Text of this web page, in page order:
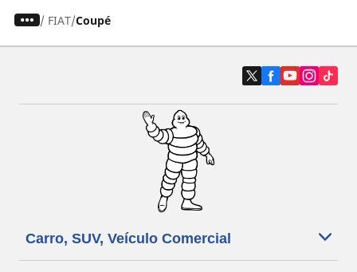
/ FIAT Coupé
Carro, SUV, Veículo Comercial